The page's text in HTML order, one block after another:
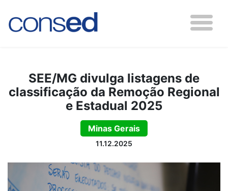
SEE/MG divulga listagens de
classificação da Remoção Regional
e Estadual 2025
Minas Gerais
11.12.2025